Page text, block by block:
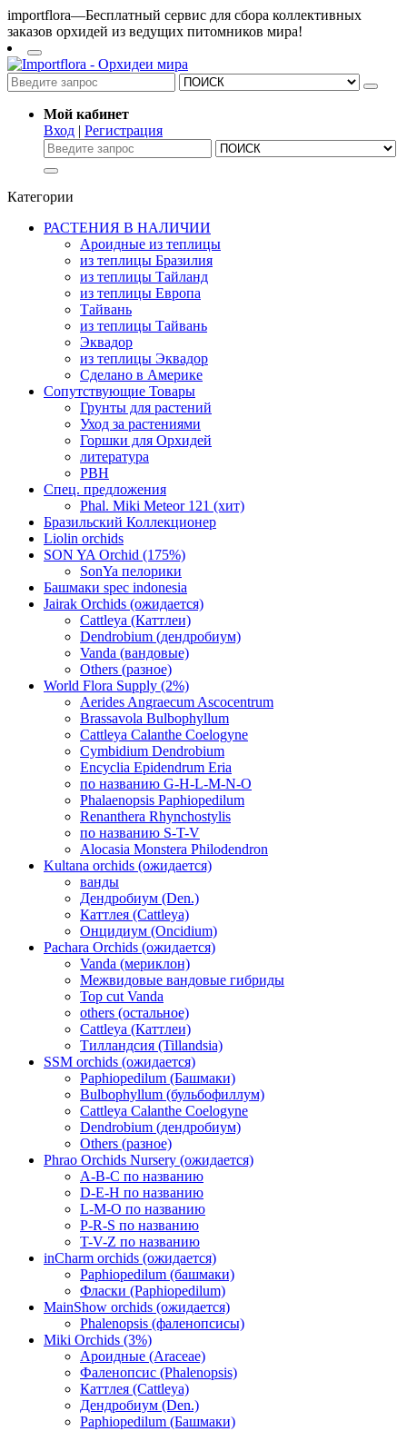
importflora—Бесплатный сервис для сбора коллективных
заказов орхидей из ведущих питомников мира!
Мой кабинет
Вход | Регистрация
Категории
РАСТЕНИЯ В НАЛИЧИИ
Ароидные из теплицы
из теплицы Бразилия
из теплицы Тайланд
из теплицы Европа
Тайвань
из теплицы Тайвань
Эквадор
из теплицы Эквадор
Сделано в Америке
Сопутствующие Товары
Грунты для растений
Уход за растениями
Горшки для Орхидей
литература
РВН
Спец. предложения
Phal. Miki Meteor 121 (хит)
Бразильский Коллекционер
Liolin orchids
SON YA Orchid (175%)
SonYa пелорики
Башмаки spec indonesia
Jairak Orchids (ожидается)
Cattleya (Каттлеи)
Dendrobium (дендробиум)
Vanda (вандовые)
Others (разное)
World Flora Supply (2%)
Aerides Angraecum Ascocentrum
Brassavola Bulbophyllum
Cattleya Calanthe Coelogyne
Cymbidium Dendrobium
Encyclia Epidendrum Eria
по названию G-H-L-M-N-O
Phalaenopsis Paphiopedilum
Renanthera Rhynchostylis
по названию S-T-V
Alocasia Monstera Philodendron
Kultana orchids (ожидается)
ванды
Дендробиум (Den.)
Каттлея (Cattleya)
Онцидиум (Oncidium)
Pachara Orchids (ожидается)
Vanda (мериклон)
Межвидовые вандовые гибриды
Top cut Vanda
others (остальное)
Cattleya (Каттлеи)
Тилландсия (Tillandsia)
SSM orchids (ожидается)
Paphiopedilum (Башмаки)
Bulbophyllum (бульбофиллум)
Cattleya Calanthe Coelogyne
Dendrobium (дендробиум)
Others (разное)
Phrao Orchids Nursery (ожидается)
A-B-C по названию
D-E-H по названию
L-M-O по названию
P-R-S по названию
T-V-Z по названию
inCharm orchids (ожидается)
Paphiopedilum (башмаки)
Фласки (Paphiopedilum)
MainShow orchids (ожидается)
Phalenopsis (фаленопсисы)
Miki Orchids (3%)
Ароидные (Araceae)
Фаленопсис (Phalenopsis)
Каттлея (Cattleya)
Дендробиум (Den.)
Paphiopedilum (Башмаки)